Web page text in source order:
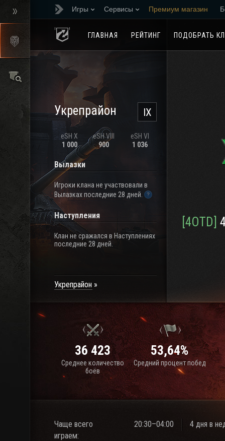
Игры Сервисы Премиум магазин
ГЛАВНАЯ
РЕЙТИНГ ПОДОБРАТЬ
IX
Укрепрайон
eSH X
1 000
eSH VIII
900
eSH VI
1 036
Вылазки
Игроки клана не участвовали в
Вылазках последние 28 дней.
Наступления
Клан не сражался в Наступлениях
последние 28 дней.
Укрепрайон
[4OTD]
36 423
Среднее количество
боёв
53,64%
Средний процент побед
Чаще всего
играем:
20:30–04:00 4 дня в